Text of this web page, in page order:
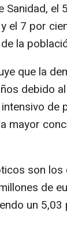
Sanidad,
el 7 por
la
que la
debido
de
mayor
son
de
un